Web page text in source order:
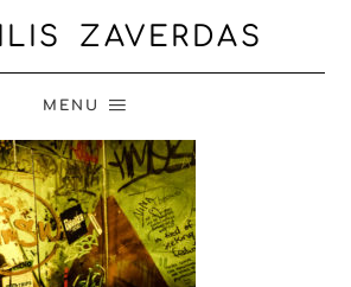
ZAVERDAS
MENU